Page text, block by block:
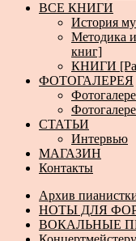
ВСЕ КНИГИ
История
Методика
книг]
КНИГИ
ФОТОГАЛЕРЕЯ
СТАТЬИ
Интервью
МАГАЗИН
Контакты
Архив
НОТЫ ДЛЯ
ВОКАЛЬНЫЕ